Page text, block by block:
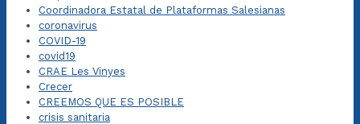
Coordinadora Estatal de Plataformas Salesianas
coronavirus
COVID-19
covid19
CRAE Les Vinyes
Crecer
CREEMOS QUE ES POSIBLE
crisis sanitaria